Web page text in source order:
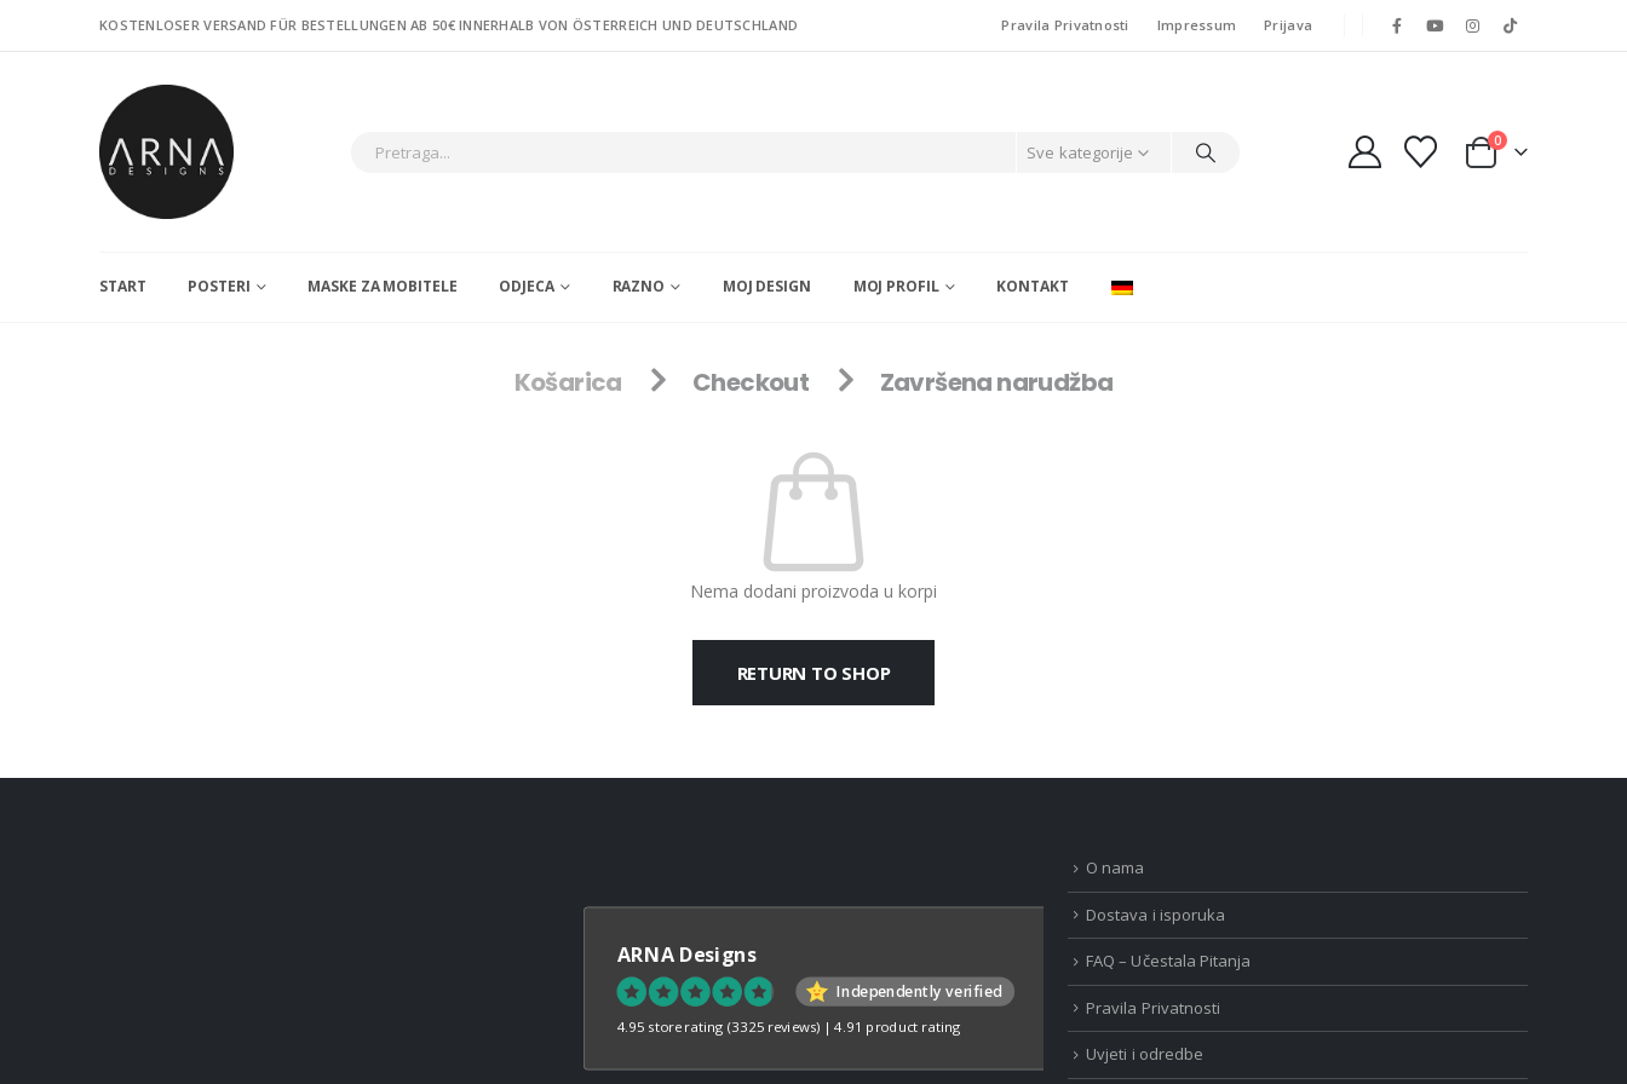
KOSTENLOSER VERSAND FÜR BESTELLUNGEN AB 50€ INNERHALB VON ÖSTERREICH UND DEUTSCHLAND Pravila Privatnosti Impressum Prijava
Sve kategorije
0
START POSTERI MASKE ZA MOBITELE ODJECA RAZNO MOJ DESIGN MOJ PROFIL KONTAKT
Košarica Checkout Završena narudžba
Nema dodani proizvoda u korpi
RETURN TO SHOP
ARNA Designs
Independently verified
4.95 store rating (3325 reviews) |4.91 product rating
O nama
Dostava i isporuka
FAQ – Učestala Pitanja
Pravila Privatnosti
Uvjeti i odredbe